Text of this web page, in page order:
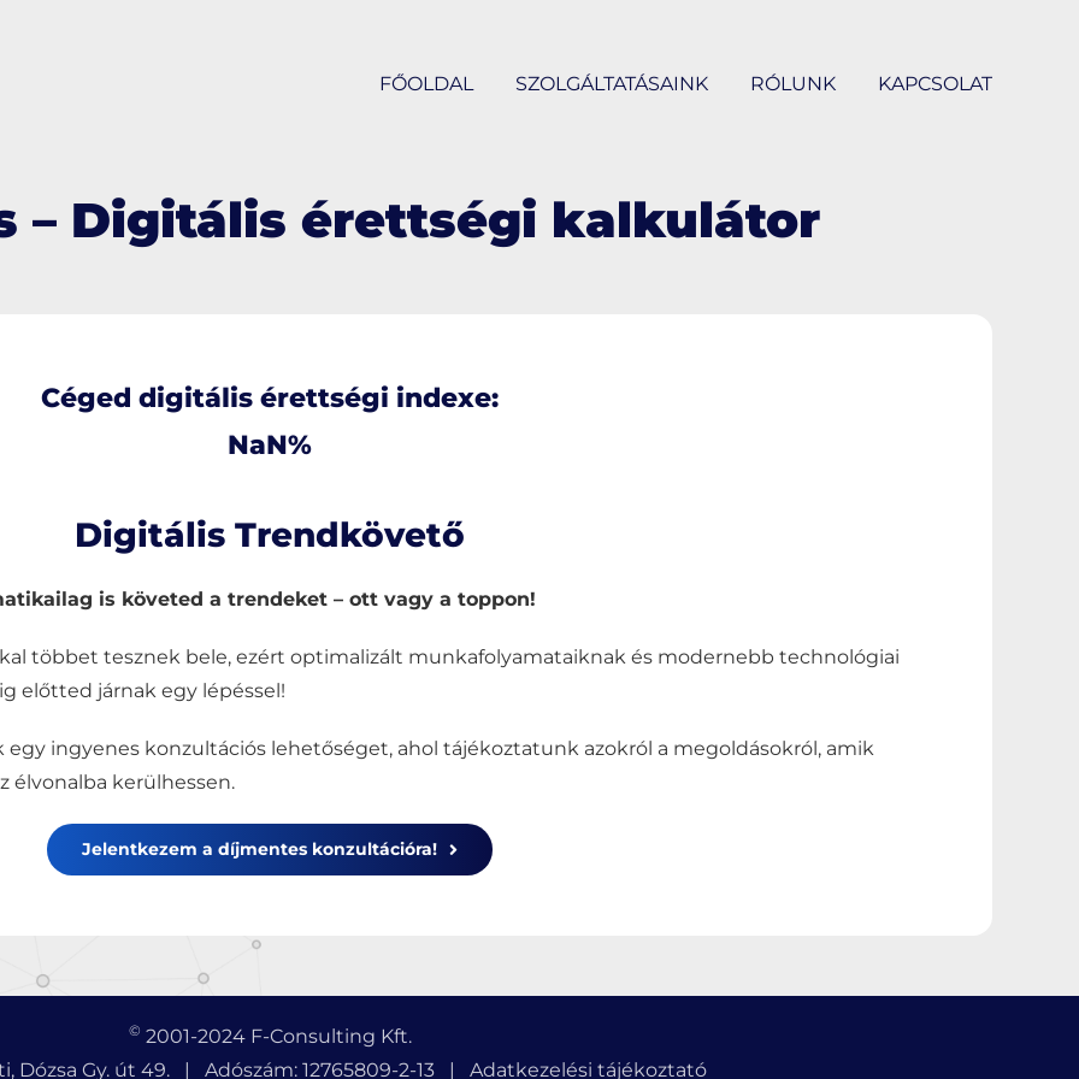
FŐOLDAL SZOLGÁLTATÁSAINK RÓLUNK KAPCSOLAT
– Digitális érettségi kalkulátor
Céged digitális érettségi indexe:
NaN%
Digitális Trendkövető
is követed a trendeket – ott vagy a toppon!
többet tesznek bele, ezért optimalizált munkafolyamataiknak és modernebb technológiai
előtted járnak egy lépéssel!
egy ingyenes konzultációs lehetőséget, ahol tájékoztatunk azokról a megoldásokról, amik
élvonalba kerülhessen.
Jelentkezem a díjmentes konzultációra!
© 2001-2024 F-Consulting Kft.
Dózsa Gy. út 49. | Adószám: 12765809-2-13 | Adatkezelési tájékoztató